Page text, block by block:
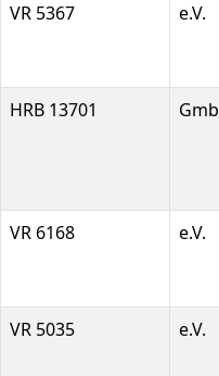
VR 5367 e.V.
HRB 13701
VR 6168 e.V.
VR 5035 e.V.